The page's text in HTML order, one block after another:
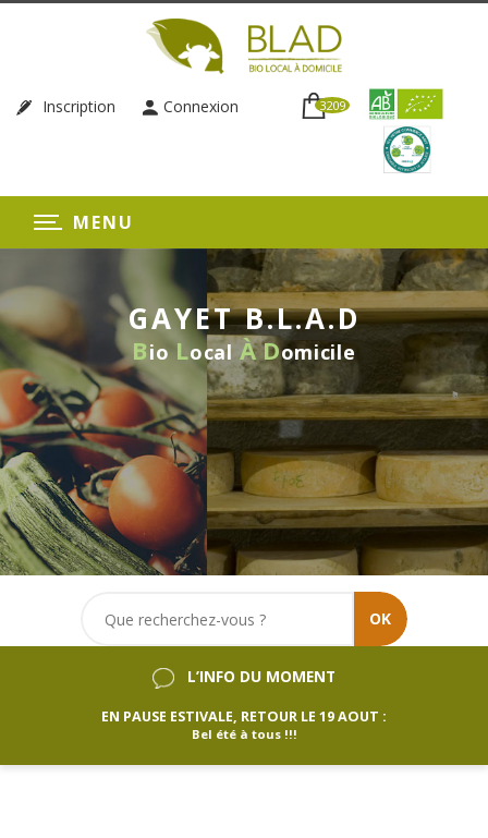
Inscription Connexion 3209
MENU
GAYET B.L.A.D
Bio Local ÀDomicile
LIVRAISON HEBDOMADAIRE
SANS ENGAGEMENT
OK
L’INFO DU MOMENT
EN PAUSE ESTIVALE, RETOUR LE 19 AOUT :
Bel été à tous !!!